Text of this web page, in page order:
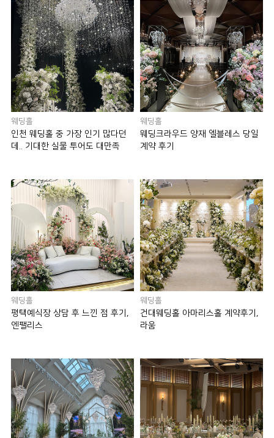
웨딩홀
인천 웨딩홀 중 가장 인기 많다던
데.. 기대한 실물 투어도 대만족
웨딩홀
웨딩크라우드 양재 엘블레스 당일
계약 후기
웨딩홀
평택예식장 상담 후 느낀 점 후기,
엔팰리스
웨딩홀
건대웨딩홀 아마리스홀 계약후기,
라움